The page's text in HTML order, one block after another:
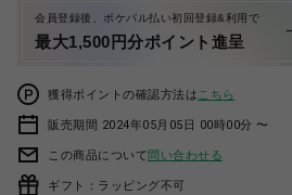
会員登録後、ポケパル払い初回登録&利用で
最大1,500円分ポイント進呈
獲得ポイントの確認方法は こちら
販売期間 2024年05月05日 00時00分 〜
この商品について問い合わせる
ギフト：ラッピング不可